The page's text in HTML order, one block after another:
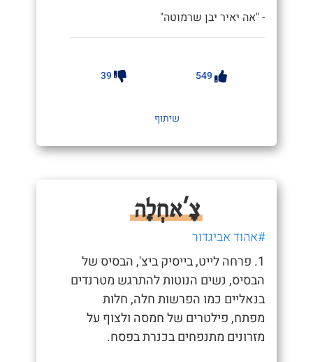
- "אה יאיר יבן שרמוטה"
549
39
שיתוף
צָ'אחְלָה
#אהוד אביגדור
1. פרחה לייט, בייסיק ביצ', הבסיס של
הבסיס, נשים הנוטות להתרגש מטרנדים
בנאליים כמו הפרשות חלה, חלות
מפתח, פילטרים של חמסה ולצוף על
מזרונים מתנפחים בכנרת בפסח.